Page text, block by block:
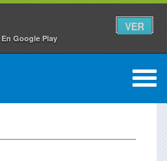
Google Play
VER
0